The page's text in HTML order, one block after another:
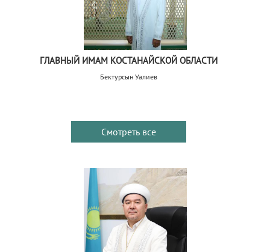
ГЛАВНЫЙ ИМАМ КОСТАНАЙСКОЙ ОБЛАСТИ
Бектурсын Уалиев
Смотреть все